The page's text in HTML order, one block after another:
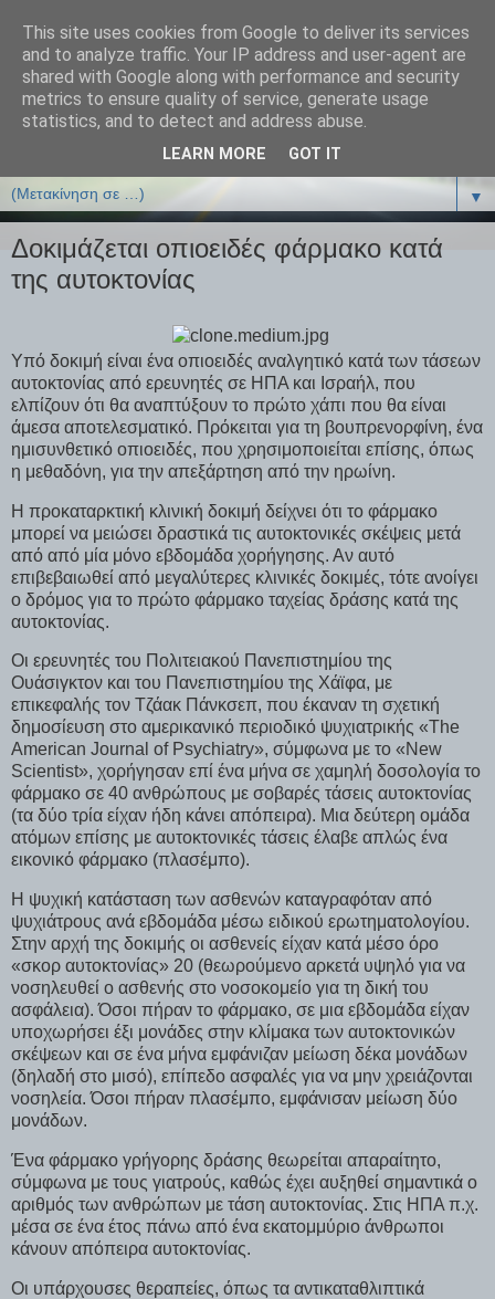
ΒΙΟΛΟΓΙΑonline.gr
Online Μαθήματα Βιολογίας
▼
Δοκιμάζεται οπιοειδές φάρμακο κατά
της αυτοκτονίας
Υπό δοκιμή είναι ένα οπιοειδές αναλγητικό κατά των τάσεων
αυτοκτονίας από ερευνητές σε ΗΠΑ και Ισραήλ, που
ελπίζουν ότι θα αναπτύξουν το πρώτο χάπι που θα είναι
άμεσα αποτελεσματικό. Πρόκειται για τη βουπρενορφίνη, ένα
ημισυνθετικό οπιοειδές, που χρησιμοποιείται επίσης, όπως
η μεθαδόνη, για την απεξάρτηση από την ηρωίνη.
Η προκαταρκτική κλινική δοκιμή δείχνει ότι το φάρμακο
μπορεί να μειώσει δραστικά τις αυτοκτονικές σκέψεις μετά
από από μία μόνο εβδομάδα χορήγησης. Αν αυτό
επιβεβαιωθεί από μεγαλύτερες κλινικές δοκιμές, τότε ανοίγει
ο δρόμος για το πρώτο φάρμακο ταχείας δράσης κατά της
αυτοκτονίας.
Οι ερευνητές του Πολιτειακού Πανεπιστημίου της
Ουάσιγκτον και του Πανεπιστημίου της Χάϊφα, με
επικεφαλής τον Τζάακ Πάνκσεπ, που έκαναν τη σχετική
δημοσίευση στο αμερικανικό περιοδικό ψυχιατρικής «The
American Journal of Psychiatry», σύμφωνα με το «New
Scientist», χορήγησαν επί ένα μήνα σε χαμηλή δοσολογία το
φάρμακο σε 40 ανθρώπους με σοβαρές τάσεις αυτοκτονίας
(τα δύο τρία είχαν ήδη κάνει απόπειρα). Μια δεύτερη ομάδα
ατόμων επίσης με αυτοκτονικές τάσεις έλαβε απλώς ένα
εικονικό φάρμακο (πλασέμπο).
Η ψυχική κατάσταση των ασθενών καταγραφόταν από
ψυχιάτρους ανά εβδομάδα μέσω ειδικού ερωτηματολογίου.
Στην αρχή της δοκιμής οι ασθενείς είχαν κατά μέσο όρο
«σκορ αυτοκτονίας» 20 (θεωρούμενο αρκετά υψηλό για να
νοσηλευθεί ο ασθενής στο νοσοκομείο για τη δική του
ασφάλεια). Όσοι πήραν το φάρμακο, σε μια εβδομάδα είχαν
υποχωρήσει έξι μονάδες στην κλίμακα των αυτοκτονικών
σκέψεων και σε ένα μήνα εμφάνιζαν μείωση δέκα μονάδων
(δηλαδή στο μισό), επίπεδο ασφαλές για να μην χρειάζονται
νοσηλεία. Όσοι πήραν πλασέμπο, εμφάνισαν μείωση δύο
μονάδων.
Ένα φάρμακο γρήγορης δράσης θεωρείται απαραίτητο,
σύμφωνα με τους γιατρούς, καθώς έχει αυξηθεί σημαντικά ο
αριθμός των ανθρώπων με τάση αυτοκτονίας. Στις ΗΠΑ π.χ.
μέσα σε ένα έτος πάνω από ένα εκατομμύριο άνθρωποι
κάνουν απόπειρα αυτοκτονίας.
Οι υπάρχουσες θεραπείες, όπως τα αντικαταθλιπτικά
This site uses cookies from Google to deliver its services
and to analyze traffic. Your IP address and user-agent are
shared with Google along with performance and security
metrics to ensure quality of service, generate usage
statistics, and to detect and address abuse.
LEARN MORE GOT IT